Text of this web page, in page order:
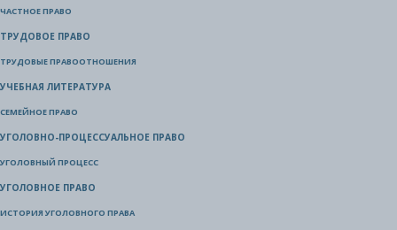
ЧАСТНОЕ ПРАВО
ТРУДОВОЕ ПРАВО
ТРУДОВЫЕ ПРАВООТНОШЕНИЯ
УЧЕБНАЯ ЛИТЕРАТУРА
СЕМЕЙНОЕ ПРАВО
УГОЛОВНО-ПРОЦЕССУАЛЬНОЕ ПРАВО
УГОЛОВНЫЙ ПРОЦЕСС
УГОЛОВНОЕ ПРАВО
ИСТОРИЯ УГОЛОВНОГО ПРАВА